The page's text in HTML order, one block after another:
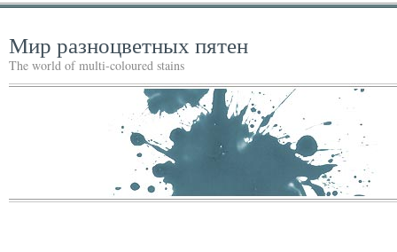
Мир разноцветных пятен
The world of multi-coloured stains